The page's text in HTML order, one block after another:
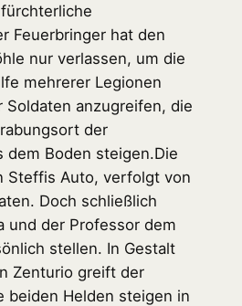
Feuerbringer hat den
nur verlassen, um die
mehrerer Legionen
anzugreifen, die
der
dem Boden steigen.Die
Steffis Auto, verfolgt von
Doch schließlich
und der Professor dem
stellen. In Gestalt
Zenturio greift der
beiden Helden steigen in